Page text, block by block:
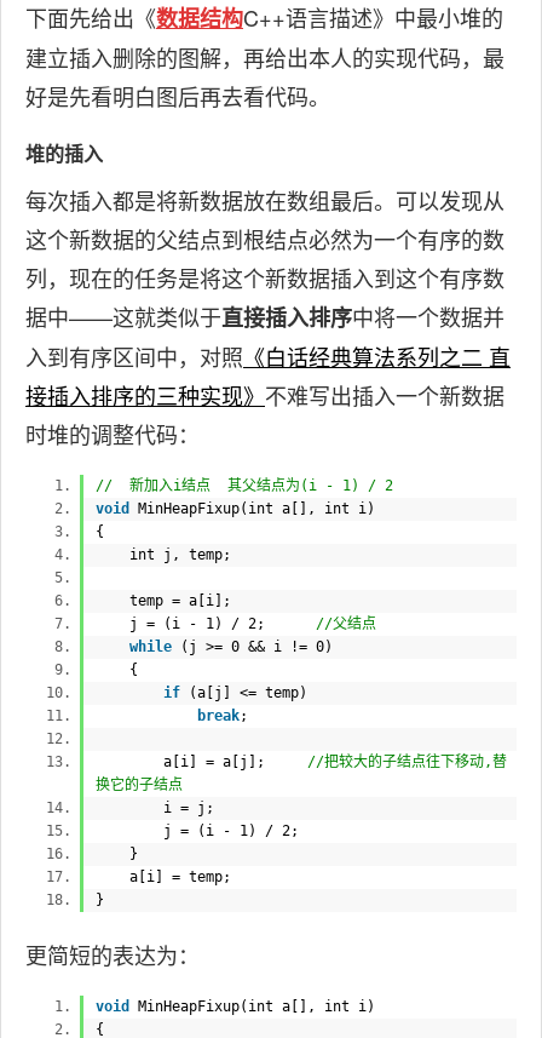
下面先给出《数据结构C++语言描述》中最小堆的
建立插入删除的图解，再给出本人的实现代码，最
好是先看明白图后再去看代码。
堆的插入
每次插入都是将新数据放在数组最后。可以发现从
这个新数据的父结点到根结点必然为一个有序的数
列，现在的任务是将这个新数据插入到这个有序数
据中——这就类似于直接插入排序中将一个数据并
入到有序区间中，对照 《白话经典算法系列之二 直
接插入排序的三种实现》 不难写出插入一个新数据
时堆的调整代码：
// 新加入i结点 其父结点为(i - 1) / 2
void
MinHeapFixup( int a[], int i)
{
int j, temp;
temp = a[i];
j = (i - 1) / 2; //父结点
while (j >= 0 && i != 0)
{
if (a[j] <= temp)
break;
a[i] = a[j]; //把较大的子结点往下移动,替
换它的子结点
i = j;
j = (i - 1) / 2;
}
a[i] = temp;
}
更简短的表达为：
void MinHeapFixup( int a[], int i)
{